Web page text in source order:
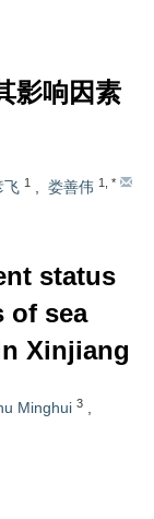
影响因素
飞 1 娄善伟 1 *
status
of sea
Xinjiang
Minghui 3